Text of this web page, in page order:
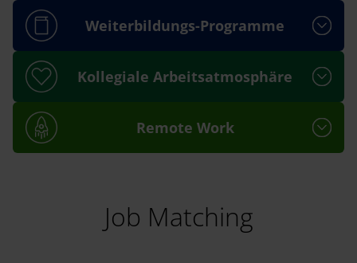
Weiterbildungs-Programme
Kollegiale Arbeitsatmosphäre
Remote Work
Job Matching